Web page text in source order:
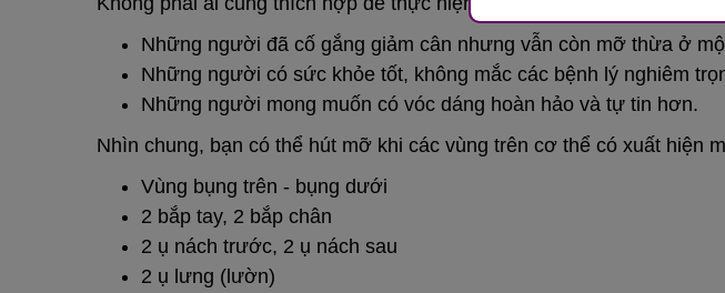
Những người đã cố gắng giảm cân nhưng vẫn còn mỡ thừa ở
Những người có sức khỏe tốt, không mắc các bệnh lý nghiêm
Những người mong muốn có vóc dáng hoàn hảo và tự tin hơn.
Nhìn chung, bạn có thể hút mỡ khi các vùng trên cơ thể có xuất hiện
Vùng bụng trên - bụng dưới
2 bắp tay, 2 bắp chân
2 ụ nách trước, 2 ụ nách sau
2 ụ lưng (lườn)